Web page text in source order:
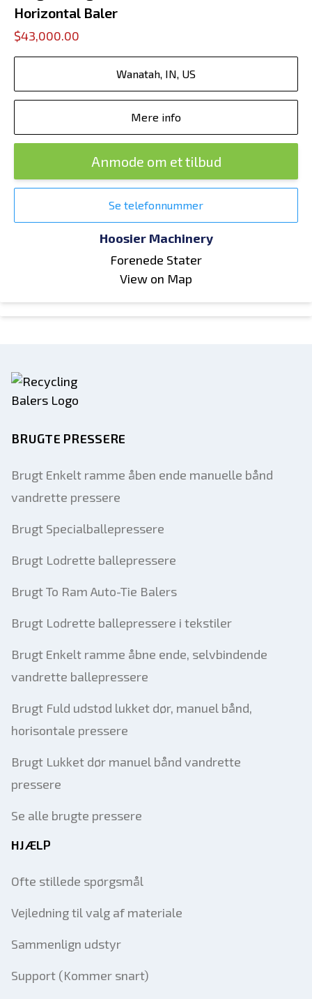
Horizontal Baler
$43,000.00
Wanatah, IN, US
Mere info
Anmode om et tilbud
Se telefonnummer
Hoosier Machinery
Forenede Stater
View on Map
BRUGTE PRESSERE
Brugt Enkelt ramme åben ende manuelle bånd
vandrette pressere
Brugt Specialballepressere
Brugt Lodrette ballepressere
Brugt To Ram Auto-Tie Balers
Brugt Lodrette ballepressere i tekstiler
Brugt Enkelt ramme åbne ende, selvbindende
vandrette ballepressere
Brugt Fuld udstød lukket dør, manuel bånd,
horisontale pressere
Brugt Lukket dør manuel bånd vandrette
pressere
Se alle brugte pressere
HJÆLP
Ofte stillede spørgsmål
Vejledning til valg af materiale
Sammenlign udstyr
Support (Kommer snart)